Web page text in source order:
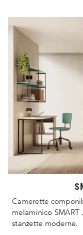
Camerette
melaminico
stanzette moderne.